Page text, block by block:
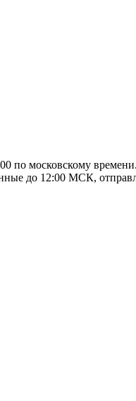
по московскому
до 12:00 МСК,